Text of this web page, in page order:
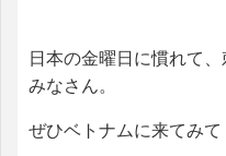
日本の金曜日に慣れて
みなさん。
ぜひベトナムに来てみて